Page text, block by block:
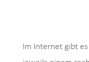
Im Internet gibt